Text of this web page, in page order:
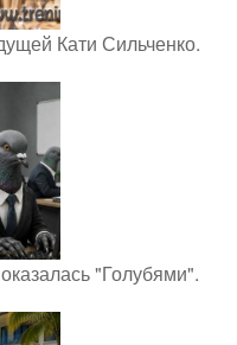
Кати Сильченко.
"Голубями".